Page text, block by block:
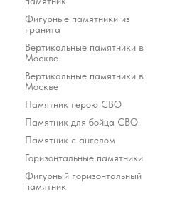
Фигурные памятники из
гранита
Вертикальные памятники в
Москве
Вертикальные памятники в
Москве
Памятник герою СВО
Памятник для бойца СВО
Памятник с ангелом
Горизонтальные памятники
Фигурный горизонтальный
памятник